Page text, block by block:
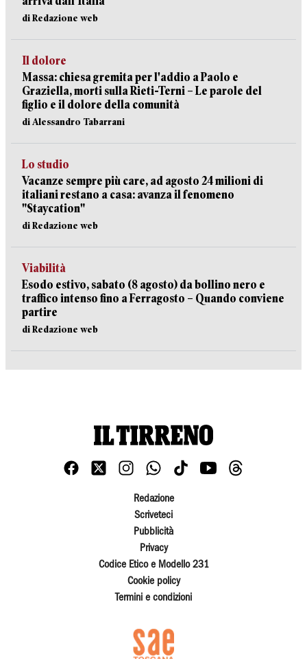
di Redazione web
Il dolore
Massa: chiesa gremita per l'addio a Paolo e
Graziella, morti sulla Rieti-Terni – Le parole del
figlio e il dolore della comunità
di Alessandro Tabarrani
Lo studio
Vacanze sempre più care, ad agosto 24 milioni di
italiani restano a casa: avanza il fenomeno
"Staycation"
di Redazione web
Viabilità
Esodo estivo, sabato (8 agosto) da bollino nero e
traffico intenso fino a Ferragosto – Quando conviene
partire
di Redazione web
Redazione
Scriveteci
Pubblicità
Privacy
Codice Etico e Modello 231
Cookie policy
Termini e condizioni